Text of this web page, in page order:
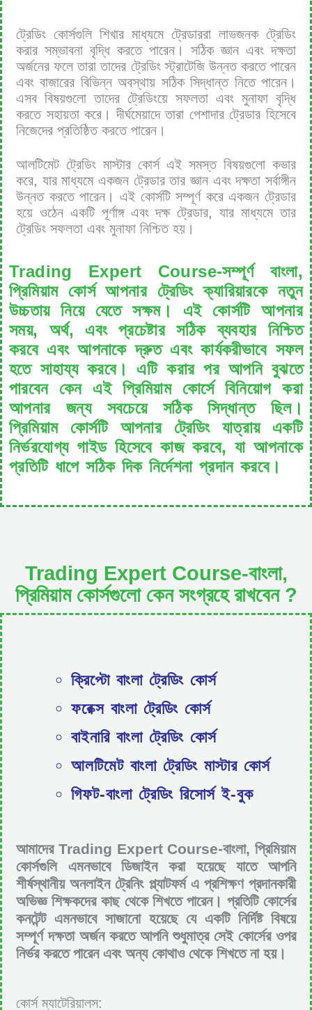
ট্রেডিং কোর্সগুলি শিখার মাধ্যমে ট্রেডাররা লাভজনক ট্রেডিং
করার সম্ভাবনা বৃদ্ধি করতে পারেন। সঠিক জ্ঞান এবং দক্ষতা
অর্জনের ফলে তারা তাদের ট্রেডিং স্ট্রাটেজি উন্নত করতে পারেন
এবং বাজারের বিভিন্ন অবস্থায় সঠিক সিদ্ধান্ত নিতে পারেন।
এসব বিষয়গুলো তাদের ট্রেডিংয়ে সফলতা এবং মুনাফা বৃদ্ধি
করতে সহায়তা করে। দীর্ঘমেয়াদে তারা পেশাদার ট্রেডার হিসেবে
নিজেদের প্রতিষ্ঠিত করতে পারেন।
আলটিমেট ট্রেডিং মাস্টার কোর্স এই সমস্ত বিষয়গুলো কভার
করে, যার মাধ্যমে একজন ট্রেডার তার জ্ঞান এবং দক্ষতা সর্বাঙ্গীন
উন্নত করতে পারেন। এই কোর্সটি সম্পূর্ণ করে একজন ট্রেডার
হয়ে ওঠেন একটি পূর্ণাঙ্গ এবং দক্ষ ট্রেডার, যার মাধ্যমে তার
ট্রেডিং সফলতা এবং মুনাফা নিশ্চিত হয়।
Trading Expert Course-সম্পূর্ণ বাংলা,
প্রিমিয়াম কোর্স আপনার ট্রেডিং ক্যারিয়ারকে নতুন
উচ্চতায় নিয়ে যেতে সক্ষম। এই কোর্সটি আপনার
সময়, অর্থ, এবং প্রচেষ্টার সঠিক ব্যবহার নিশ্চিত
করবে এবং আপনাকে দ্রুত এবং কার্যকরীভাবে সফল
হতে সাহায্য করবে। এটি করার পর আপনি বুঝতে
পারবেন কেন এই প্রিমিয়াম কোর্সে বিনিয়োগ করা
আপনার জন্য সবচেয়ে সঠিক সিদ্ধান্ত ছিল।
প্রিমিয়াম কোর্সটি আপনার ট্রেডিং যাত্রায় একটি
নির্ভরযোগ্য গাইড হিসেবে কাজ করবে, যা আপনাকে
প্রতিটি ধাপে সঠিক দিক নির্দেশনা প্রদান করবে।
Trading Expert Course-বাংলা,
প্রিমিয়াম কোর্সগুলো কেন সংগ্রহে রাখবেন ?
ক্রিপ্টো বাংলা ট্রেডিং কোর্স
ফরেক্স বাংলা ট্রেডিং কোর্স
বাইনারি বাংলা ট্রেডিং কোর্স
আলটিমেট বাংলা ট্রেডিং মাস্টার কোর্স
গিফট-বাংলা ট্রেডিং রিসোর্স ই-বুক
আমাদের Trading Expert Course-বাংলা, প্রিমিয়াম
কোর্সগুলি এমনভাবে ডিজাইন করা হয়েছে যাতে আপনি
শীর্ষস্থানীয় অনলাইন ট্রেনিং প্ল্যাটফর্ম এ প্রশিক্ষণ প্রদানকারী
অভিজ্ঞ শিক্ষকদের কাছ থেকে শিখতে পারেন। প্রতিটি কোর্সের
কনটেন্ট এমনভাবে সাজানো হয়েছে যে একটি নির্দিষ্ট বিষয়ে
সম্পূর্ণ দক্ষতা অর্জন করতে আপনি শুধুমাত্র সেই কোর্সের ওপর
নির্ভর করতে পারেন এবং অন্য কোথাও থেকে শিখতে না হয়।
কোর্স ম্যাটেরিয়ালস: